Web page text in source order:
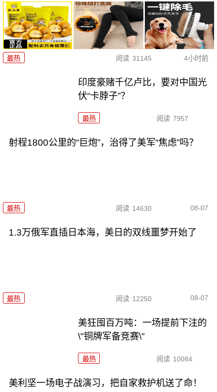
最热 阅读 31145 4小时前
印度豪赌千亿卢比，要对中国光
伏“卡脖子”？
最热 阅读 7957
射程1800公里的“巨炮”，治得了美军“焦虑”吗？
最热 阅读 14630 08-07
1.3万俄军直插日本海，美日的双线噩梦开始了
最热 阅读 12250 08-07
美狂囤百万吨：一场提前下注的
\"铜牌军备竞赛\"
最热 阅读 10084
美利坚一场电子战演习，把自家救护机送了命！